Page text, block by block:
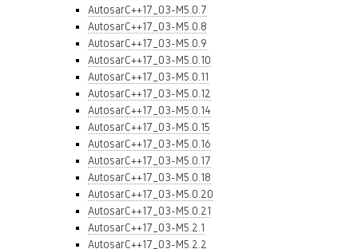
AutosarC++17_03-M5.0.7
AutosarC++17_03-M5.0.8
AutosarC++17_03-M5.0.9
AutosarC++17_03-M5.0.10
AutosarC++17_03-M5.0.11
AutosarC++17_03-M5.0.12
AutosarC++17_03-M5.0.14
AutosarC++17_03-M5.0.15
AutosarC++17_03-M5.0.16
AutosarC++17_03-M5.0.17
AutosarC++17_03-M5.0.18
AutosarC++17_03-M5.0.20
AutosarC++17_03-M5.0.21
AutosarC++17_03-M5.2.1
AutosarC++17_03-M5.2.2